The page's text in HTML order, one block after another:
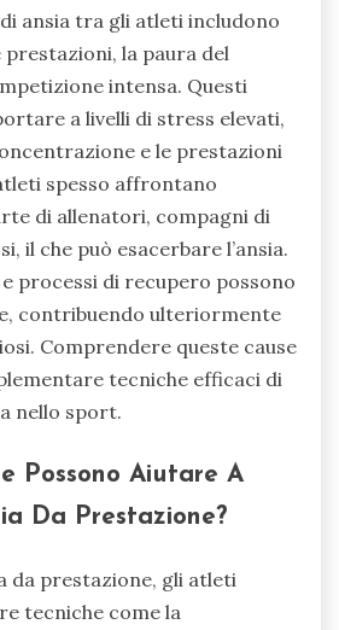
ansia tra gli atleti includono
prestazioni, la paura del
intensa. Questi
a livelli di stress elevati,
e le prestazioni
spesso affrontano
di allenatori, compagni di
il che può esacerbare l’ansia.
processi di recupero possono
contribuendo ulteriormente
Comprendere queste cause
tecniche efficaci di
nello sport.
Possono Aiutare A
Da Prestazione?
da prestazione, gli atleti
tecniche come la